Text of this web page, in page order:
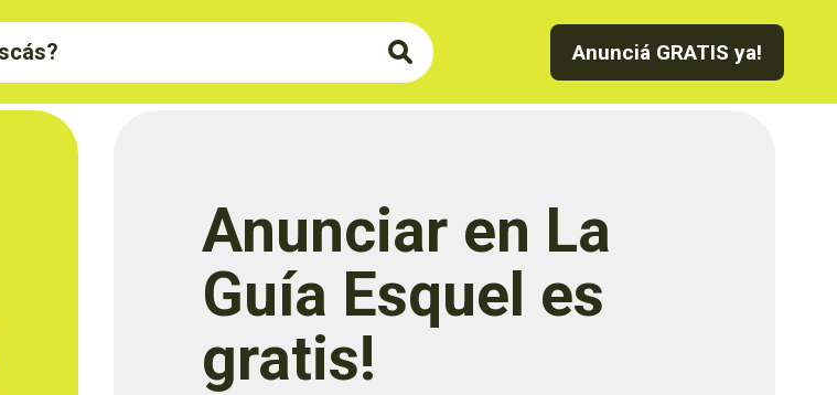
Anunciá GRATIS ya!
Anunciar en La
Guía Esquel es
gratis!